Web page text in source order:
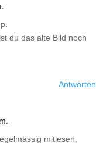
du das alte Bild noch
Antworten
mitlesen,